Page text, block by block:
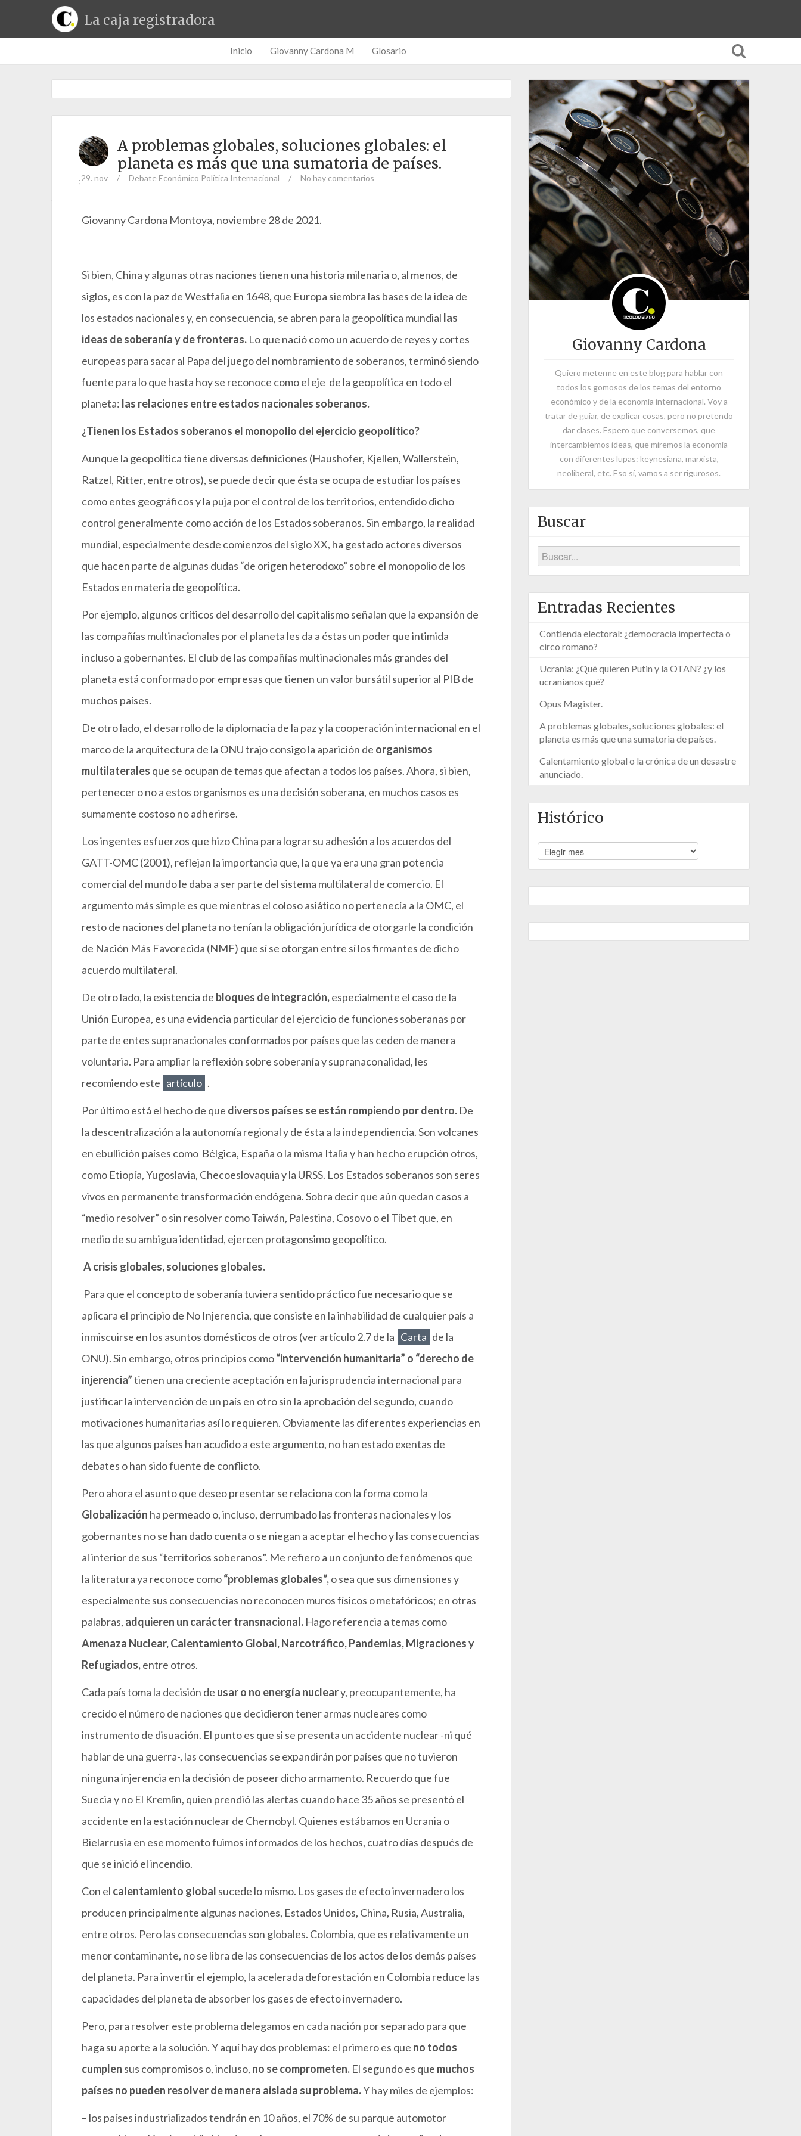
La caja registradora
Inicio Giovanny Cardona M Glosario
A problemas globales, soluciones globales: el
planeta es más que una sumatoria de países.
;29. nov / Debate Económico Política Internacional / No hay comentarios
Giovanny Cardona Montoya, noviembre 28 de 2021.
Si bien, China y algunas otras naciones tienen una historia milenaria o, al menos, de
siglos, es con la paz de Westfalia en 1648, que Europa siembra las bases de la idea de
los estados nacionales y, en consecuencia, se abren para la geopolítica mundial las
ideas de soberanía y de fronteras. Lo que nació como un acuerdo de reyes y cortes
europeas para sacar al Papa del juego del nombramiento de soberanos, terminó siendo
fuente para lo que hasta hoy se reconoce como el eje de la geopolítica en todo el
planeta: las relaciones entre estados nacionales soberanos.
¿Tienen los Estados soberanos el monopolio del ejercicio geopolítico?
Aunque la geopolítica tiene diversas definiciones (Haushofer, Kjellen, Wallerstein,
Ratzel, Ritter, entre otros), se puede decir que ésta se ocupa de estudiar los países
como entes geográficos y la puja por el control de los territorios, entendido dicho
control generalmente como acción de los Estados soberanos. Sin embargo, la realidad
mundial, especialmente desde comienzos del siglo XX, ha gestado actores diversos
que hacen parte de algunas dudas “de origen heterodoxo” sobre el monopolio de los
Estados en materia de geopolítica.
Por ejemplo, algunos críticos del desarrollo del capitalismo señalan que la expansión de
las compañías multinacionales por el planeta les da a éstas un poder que intimida
incluso a gobernantes. El club de las compañías multinacionales más grandes del
planeta está conformado por empresas que tienen un valor bursátil superior al PIB de
muchos países.
De otro lado, el desarrollo de la diplomacia de la paz y la cooperación internacional en el
marco de la arquitectura de la ONU trajo consigo la aparición de organismos
multilaterales que se ocupan de temas que afectan a todos los países. Ahora, si bien,
pertenecer o no a estos organismos es una decisión soberana, en muchos casos es
sumamente costoso no adherirse.
Los ingentes esfuerzos que hizo China para lograr su adhesión a los acuerdos del
GATT-OMC (2001), reflejan la importancia que, la que ya era una gran potencia
comercial del mundo le daba a ser parte del sistema multilateral de comercio. El
argumento más simple es que mientras el coloso asiático no pertenecía a la OMC, el
resto de naciones del planeta no tenían la obligación jurídica de otorgarle la condición
de Nación Más Favorecida (NMF) que sí se otorgan entre sí los firmantes de dicho
acuerdo multilateral.
De otro lado, la existencia de bloques de integración,especialmente el caso de la
Unión Europea, es una evidencia particular del ejercicio de funciones soberanas por
parte de entes supranacionales conformados por países que las ceden de manera
voluntaria. Para ampliar la reflexión sobre soberanía y supranaconalidad, les
recomiendo este artículo .
Por último está el hecho de que diversos países se están rompiendo por dentro. De
la descentralización a la autonomía regional y de ésta a la independiencia. Son volcanes
en ebullición países como Bélgica, España o la misma Italia y han hecho erupción otros,
como Etiopía, Yugoslavia, Checoeslovaquia y la URSS. Los Estados soberanos son seres
vivos en permanente transformación endógena. Sobra decir que aún quedan casos a
“medio resolver” o sin resolver como Taiwán, Palestina, Cosovo o el Tíbet que, en
medio de su ambigua identidad, ejercen protagonsimo geopolítico.
A crisis globales, soluciones globales.
Para que el concepto de soberanía tuviera sentido práctico fue necesario que se
aplicara el principio de No Injerencia, que consiste en la inhabilidad de cualquier país a
inmiscuirse en los asuntos domésticos de otros (ver artículo 2.7 de la Carta de la
ONU). Sin embargo, otros principios como“intervención humanitaria” o “derecho de
injerencia”tienen una creciente aceptación en la jurisprudencia internacional para
justificar la intervención de un país en otro sin la aprobación del segundo, cuando
motivaciones humanitarias así lo requieren. Obviamente las diferentes experiencias en
las que algunos países han acudido a este argumento, no han estado exentas de
debates o han sido fuente de conflicto.
Pero ahora el asunto que deseo presentar se relaciona con la forma como la
Globalización ha permeado o, incluso, derrumbado las fronteras nacionales y los
gobernantes no se han dado cuenta o se niegan a aceptar el hecho y las consecuencias
al interior de sus “territorios soberanos”. Me refiero a un conjunto de fenómenos que
la literatura ya reconoce como“problemas globales”,o sea que sus dimensiones y
especialmente sus consecuencias no reconocen muros físicos o metafóricos; en otras
palabras, adquieren un carácter transnacional. Hago referencia a temas como
Amenaza Nuclear, Calentamiento Global, Narcotráfico, Pandemias, Migraciones y
Refugiados,entre otros.
Cada país toma la decisión de usar o no energía nucleary, preocupantemente, ha
crecido el número de naciones que decidieron tener armas nucleares como
instrumento de disuación. El punto es que si se presenta un accidente nuclear -ni qué
hablar de una guerra-, las consecuencias se expandirán por países que no tuvieron
ninguna injerencia en la decisión de poseer dicho armamento. Recuerdo que fue
Suecia y no El Kremlin, quien prendió las alertas cuando hace 35 años se presentó el
accidente en la estación nuclear de Chernobyl. Quienes estábamos en Ucrania o
Bielarrusia en ese momento fuimos informados de los hechos, cuatro días después de
que se inició el incendio.
Con el calentamiento global sucede lo mismo. Los gases de efecto invernadero los
producen principalmente algunas naciones, Estados Unidos, China, Rusia, Australia,
entre otros. Pero las consecuencias son globales. Colombia, que es relativamente un
menor contaminante, no se libra de las consecuencias de los actos de los demás países
del planeta. Para invertir el ejemplo, la acelerada deforestación en Colombia reduce las
capacidades del planeta de absorber los gases de efecto invernadero.
Pero, para resolver este problema delegamos en cada nación por separado para que
haga su aporte a la solución. Y aquí hay dos problemas: el primero es que no todos
cumplen sus compromisos o, incluso, no se comprometen. El segundo es que muchos
países no pueden resolver de manera aislada su problema.Y hay miles de ejemplos:
– los países industrializados tendrán en 10 años, el 70% de su parque automotor
Giovanny Cardona
Quiero meterme en este blog para hablar con
todos los gomosos de los temas del entorno
económico y de la economía internacional. Voy a
tratar de guiar, de explicar cosas, pero no pretendo
dar clases. Espero que conversemos, que
intercambiemos ideas, que miremos la economía
con diferentes lupas: keynesiana, marxista,
neoliberal, etc. Eso sí, vamos a ser rigurosos.
Buscar
Entradas Recientes
Contienda electoral: ¿democracia imperfecta o
circo romano?
Ucrania: ¿Qué quieren Putin y la OTAN? ¿y los
ucranianos qué?
Opus Magister.
A problemas globales, soluciones globales: el
planeta es más que una sumatoria de países.
Calentamiento global o la crónica de un desastre
anunciado.
Histórico